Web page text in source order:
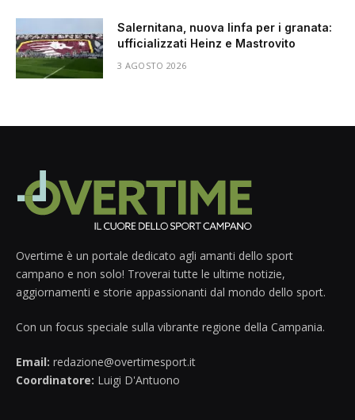
Salernitana, nuova linfa per i granata:
ufficializzati Heinz e Mastrovito
3 AGOSTO 2026
Overtime è un portale dedicato agli amanti dello sport
campano e non solo! Troverai tutte le ultime notizie,
aggiornamenti e storie appassionanti dal mondo dello sport.
Con un focus speciale sulla vibrante regione della Campania.
Email: redazione@overtimesport.it
Coordinatore: Luigi D'Antuono